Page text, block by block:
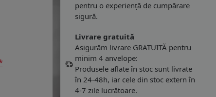
pentru o experiență de cumpărare
sigură.
Livrare gratuită
Asigurăm livrare GRATUITĂ pentru
minim 4 anvelope:
Produsele aflate în stoc sunt livrate
în 24-48h, iar cele din stoc extern în
4-7 zile lucrătoare.